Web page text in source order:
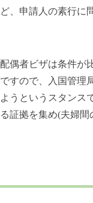
ど、申請人の素行に
配偶者ビザは条件が
ですので、入国管理
ようというスタンス
る証拠を集め(夫婦